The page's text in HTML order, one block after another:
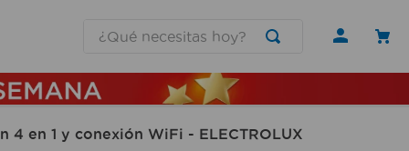
en 1 y conexión WiFi - ELECTROLUX